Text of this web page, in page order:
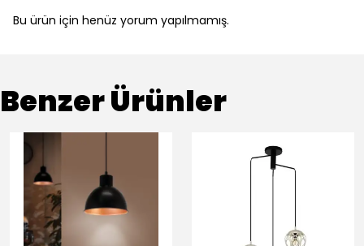
Bu ürün için henüz yorum yapılmamış.
Benzer Ürünler